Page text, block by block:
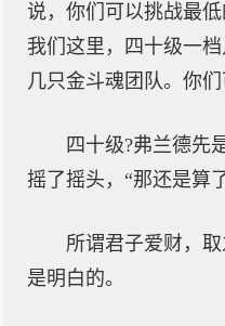
说，你们可以挑战最
我们这里，四十级一
几只金斗魂团队。你
四十级?弗兰德先
摇了摇头，“那还是算
所谓君子爱财，
是明白的。